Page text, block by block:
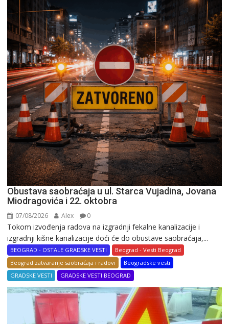
Obustava saobraćaja u ul. Starca Vujadina, Jovana
Miodragovića i 22. oktobra
07/08/2026 Alex 0
Tokom izvođenja radova na izgradnji fekalne kanalizacije i
izgradnji kišne kanalizacije doći će do obustave saobraćaja,...
BEOGRAD - OSTALE GRADSKE VESTI
Beograd - Vesti Beograd
Beograd zatvaranje saobraćaja i radovi
Beogradske vesti
GRADSKE VESTI
GRADSKE VESTI BEOGRAD